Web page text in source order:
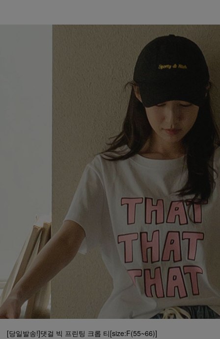
[당일발송!]댓걸 빅 프린팅 크롭 티[size:F(55~66)]